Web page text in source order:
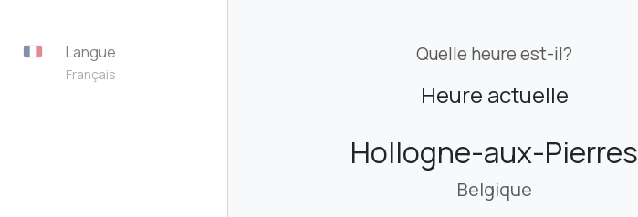
Langue
Français
Quelle heure est-il?
Heure actuelle
Hollogne-aux-Pierres
Belgique